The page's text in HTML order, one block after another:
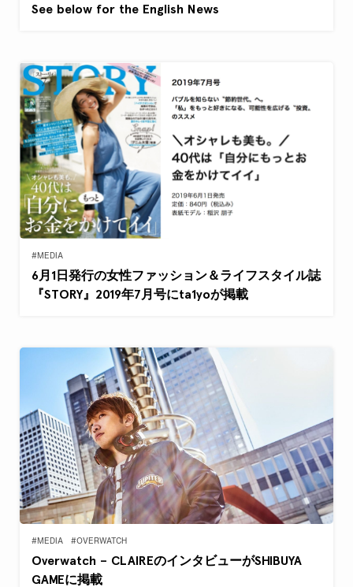
See below for the English News
#MEDIA
6月1日発行の女性ファッション＆ライフスタイル誌
『STORY』2019年7月号にta1yoが掲載
#MEDIA #OVERWATCH
Overwatch – CLAIREのインタビューがSHIBUYA
GAMEに掲載